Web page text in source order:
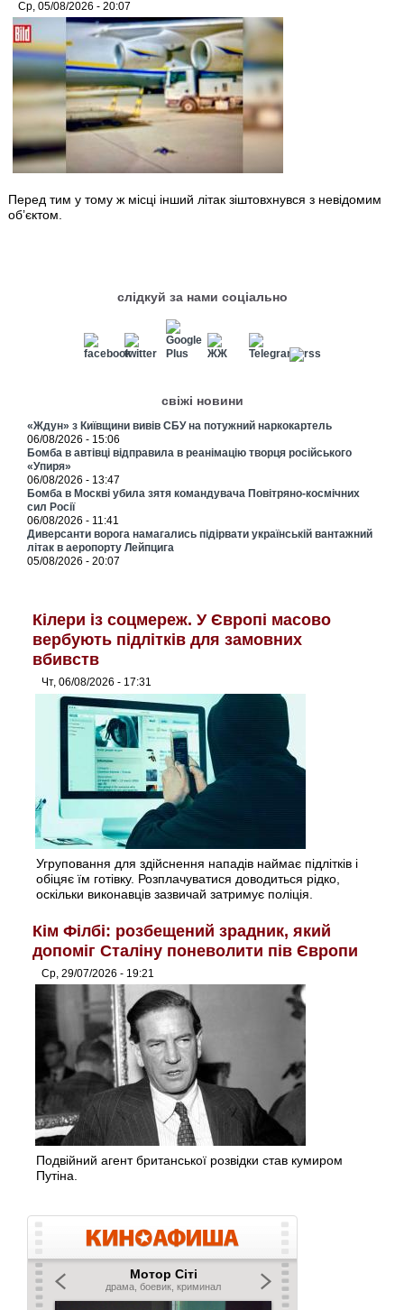
Ср, 05/08/2026 - 20:07
Перед тим у тому ж місці інший літак зіштовхнувся з невідомим
об’єктом.
слідкуй за нами соціально
свіжі новини
«Ждун» з Київщини вивів СБУ на потужний наркокартель
06/08/2026 - 15:06
Бомба в автівці відправила в реанімацію творця російського
«Упиря»
06/08/2026 - 13:47
Бомба в Москві убила зятя командувача Повітряно-космічних
сил Росії
06/08/2026 - 11:41
Диверсанти ворога намагались підірвати українській вантажний
літак в аеропорту Лейпцига
05/08/2026 - 20:07
Кілери із соцмереж. У Європі масово
вербують підлітків для замовних
вбивств
Чт, 06/08/2026 - 17:31
Угруповання для здійснення нападів наймає підлітків і
обіцяє їм готівку. Розплачуватися доводиться рідко,
оскільки виконавців зазвичай затримує поліція.
Кім Філбі: розбещений зрадник, який
допоміг Сталіну поневолити пів Європи
Ср, 29/07/2026 - 19:21
Подвійний агент британської розвідки став кумиром
Путіна.